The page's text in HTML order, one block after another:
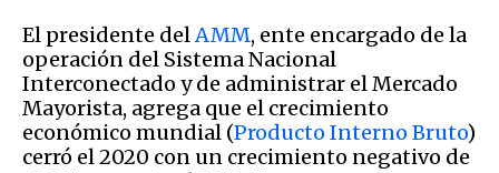
El presidente delAMM, ente encargado de la
operación del Sistema Nacional
Interconectado y de administrar el Mercado
Mayorista, agrega que el crecimiento
económico mundial (Producto Interno Bruto)
cerró el 2020 con un crecimiento negativo de